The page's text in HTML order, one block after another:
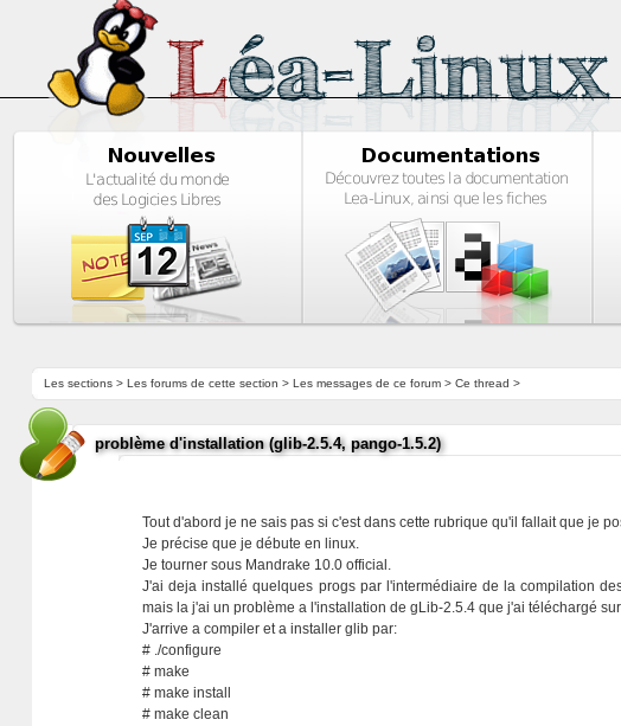
Les sections> Les forums de cette section > Les messages de ce forum> Ce thread >
problème d'installation (glib-2.5.4, pango-1.5.2)
Tout d'abord je ne sais pas si c'est dans cette rubrique qu'il fallait que je
Je précise que je débute en linux.
Je tourner sous Mandrake 10.0 official.
J'ai deja installé quelques progs par l'intermédiaire de la compilation
mais la j'ai un problème a l'installation de gLib-2.5.4 que j'ai téléchargé
J'arrive a compiler et a installer glib par:
# ./configure
# make
# make install
# make clean